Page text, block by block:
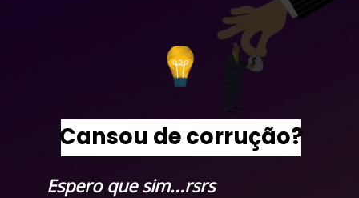
Espero que sim...rsrs
Cansou de corrução?